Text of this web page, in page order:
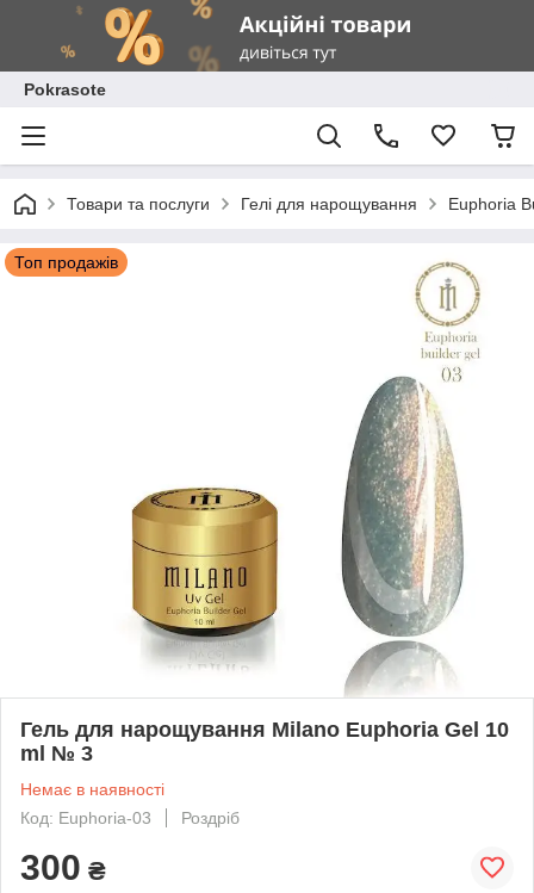
Pokrasote
Товари та послуги Гелі для нарощування Euphoria
Топ продажів
Гель для нарощування Milano Euphoria Gel 10
ml № 3
Немає в наявності
Код: Euphoria-03
Роздріб
300 ₴